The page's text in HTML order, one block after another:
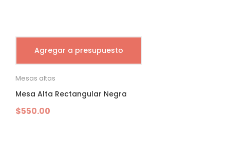
Agregar a presupuesto
Mesas altas
Mesa Alta Rectangular Negra
$550.00